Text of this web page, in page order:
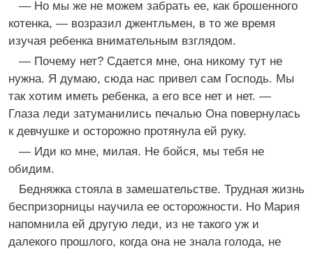
— Но мы же не можем забрать ее, как брошенного
котенка, — возразил джентльмен, в то же время
изучая ребенка внимательным взглядом.
— Почему нет? Сдается мне, она никому тут не
нужна. Я думаю, сюда нас привел сам Господь. Мы
так хотим иметь ребенка, а его все нет и нет. —
Глаза леди затуманились печалью Она повернулась
к девчушке и осторожно протянула ей руку.
— Иди ко мне, милая. Не бойся, мы тебя не
обидим.
Бедняжка стояла в замешательстве. Трудная жизнь
беспризорницы научила ее осторожности. Но Мария
напомнила ей другую леди, из не такого уж и
далекого прошлого, когда она не знала голода, не